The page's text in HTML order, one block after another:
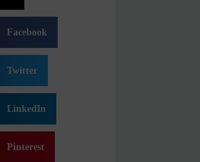
Facebook
Twitter
LinkedIn
Pinterest